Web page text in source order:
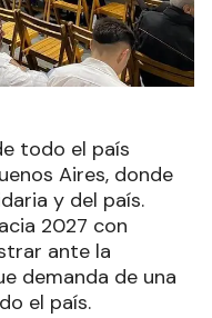
todo el país
Aires, donde
y del país.
2027 con
ante la
demanda de una
el país.